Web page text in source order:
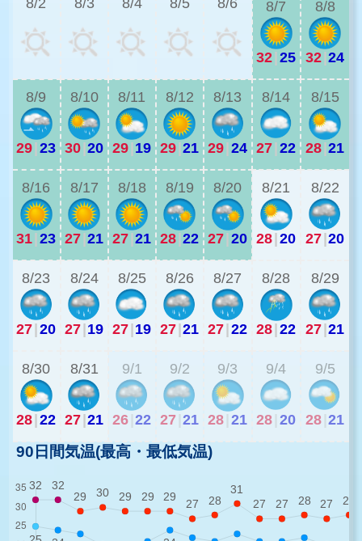
8/2 8/3 8/4 8/5 8/6 8/7
32|25
8/8
32|24
8/9
29|23
8/10
30|20
8/11
29|19
8/12
29|21
8/13
29|24
8/14
27|22
8/15
28|21
8/16
31|23
8/17
27|21
8/18
27|21
8/19
28|22
8/20
27|20
8/21
28|20
8/22
27|20
8/23
27|20
8/24
27|19
8/25
27|19
8/26
27|21
8/27
27|22
8/28
28|22
8/29
27|21
8/30
28|22
8/31
27|21
9/1
26 22
9/2
27 21
9/3
28 21
9/4
28 20
9/5
28 21
90日間気温(最高・最低気温)